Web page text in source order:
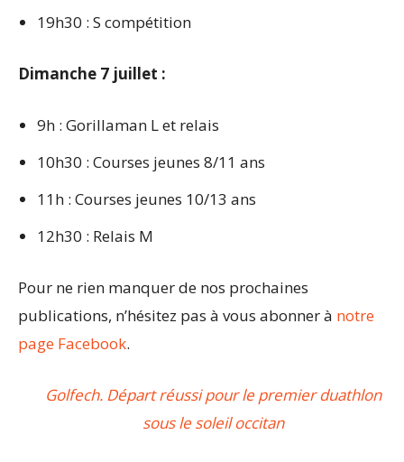
19h30 : S compétition
Dimanche 7 juillet :
9h : Gorillaman L et relais
10h30 : Courses jeunes 8/11 ans
11h : Courses jeunes 10/13 ans
12h30 : Relais M
Pour ne rien manquer de nos prochaines
publications, n’hésitez pas à vous abonner à notre
page Facebook.
Golfech. Départ réussi pour le premier duathlon
sous le soleil occitan